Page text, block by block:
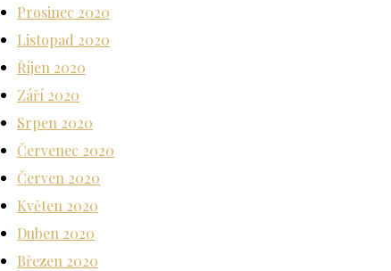
Prosinec 2020
Listopad 2020
Říjen 2020
Září 2020
Srpen 2020
Červenec 2020
Červen 2020
Květen 2020
Duben 2020
Březen 2020